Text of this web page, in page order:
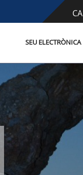
CA
ES
SEU ELECTRÒNICA